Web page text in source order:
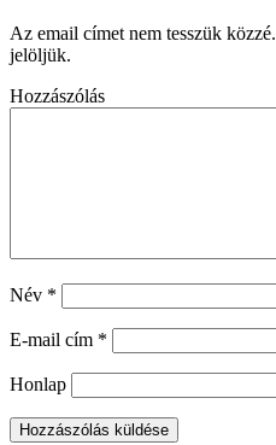
Az email címet nem tesszük közzé.
jelöljük.
Hozzászólás
Név *
E-mail cím *
Honlap